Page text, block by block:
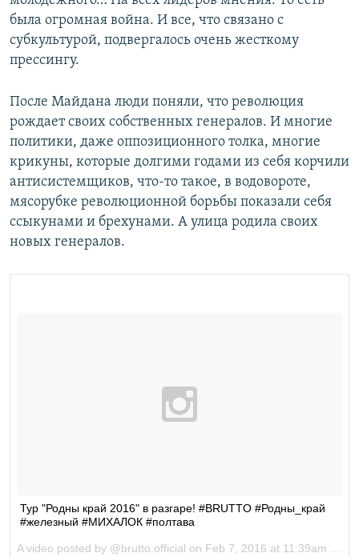
была огромная война. И все, что связано с
субкультурой, подвергалось очень жесткому
прессингу.
После Майдана люди поняли, что революция
рождает своих собственных генералов. И многие
политики, даже оппозиционного толка, многие
крикуны, которые долгими годами из себя корчили
антисистемщиков, что-то такое, в водовороте,
мясорубке революционной борьбы показали себя
ссыкунами и брехунами. А улица родила своих
новых генералов.